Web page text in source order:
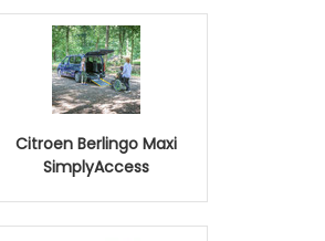
Citroen Berlingo Maxi
SimplyAccess